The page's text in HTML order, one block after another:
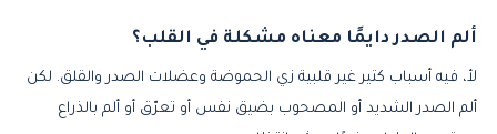
ألم الصدر دايمًا معناه مشكلة في القلب؟
لأ، فيه أسباب كتير غير قلبية زي الحموضة وعضلات الصدر والقلق. لكن
ألم الصدر الشديد أو المصحوب بضيق نفس أو تعرّق أو ألم بالذراع